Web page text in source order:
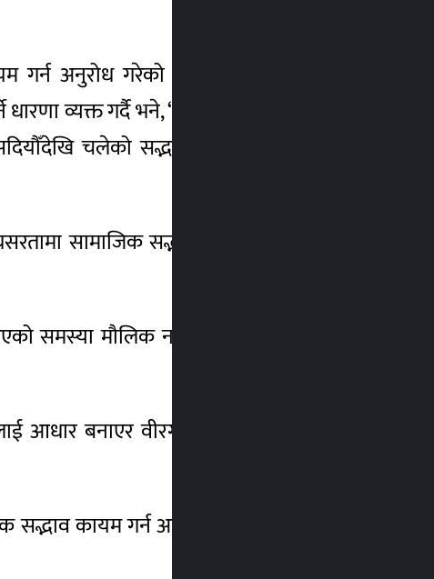
अनुरोध गरेको हो। नेपाली कांग्रेस पर्साका
धारणा व्यक्त गर्दै भने, “समाजमा आगो लगाउनु कुनै
चलेको सद्भावलाई कायम राखेर शान्ति
सामाजिक सद्भाव कायम गरेर दीर्घकालीन
समस्या मौलिक नभई अन्य ठाउँको सिको गर्ने
बनाएर वीरगञ्जमा विरोध प्रदर्शन वा कुनै
कायम गर्न अग्रसरता लिइरहेको जानकारी